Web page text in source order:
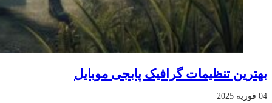
بهترین تنظیمات گرافیک پابجی موبایل
04 فوریه 2025